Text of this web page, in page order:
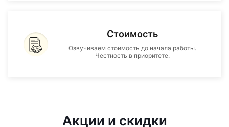
Стоимость
Озвучиваем стоимость до начала работы.
Честность в приоритете.
Акции и скидки